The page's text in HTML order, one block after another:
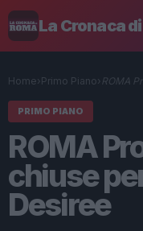
La Cronaca
Home› Primo Piano› ROMA
PRIMO PIANO
ROMA
chiuse
Desiree